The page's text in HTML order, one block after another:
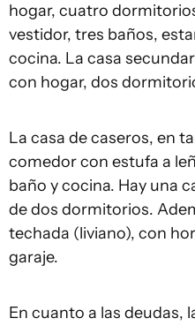
hogar, cuatro
vestidor, tres baños,
cocina. La casa
con hogar, dos
La casa de caseros, en
comedor con estufa a
baño y cocina. Hay una
de dos dormitorios.
techada (liviano), con
garaje.
En cuanto a las deudas,